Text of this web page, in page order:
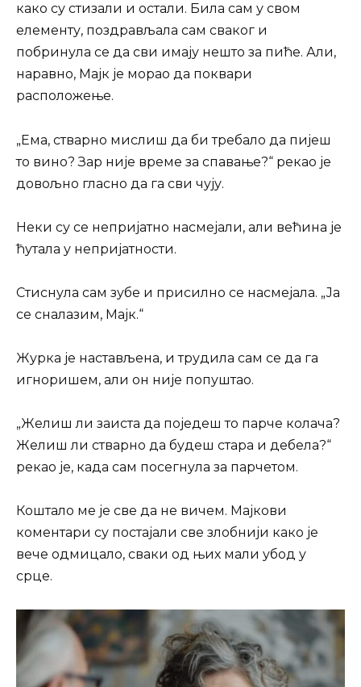
како су стизали и остали. Била сам у свом
елементу, поздрављала сам сваког и
побринула се да сви имају нешто за пиће. Али,
наравно, Мајк је морао да поквари
расположење.
„Ема, стварно мислиш да би требало да пијеш
то вино? Зар није време за спавање?“ рекао је
довољно гласно да га сви чују.
Неки су се непријатно насмејали, али већина је
ћутала у непријатности.
Стиснула сам зубе и присилно се насмејала. „Ја
се сналазим, Мајк.“
Журка је настављена, и трудила сам се да га
игноришем, али он није попуштао.
„Желиш ли заиста да поједеш то парче колача?
Желиш ли стварно да будеш стара и дебела?“
рекао је, када сам посегнула за парчетом.
Коштало ме је све да не вичем. Мајкови
коментари су постајали све злобнији како је
вече одмицало, сваки од њих мали убод у
срце.